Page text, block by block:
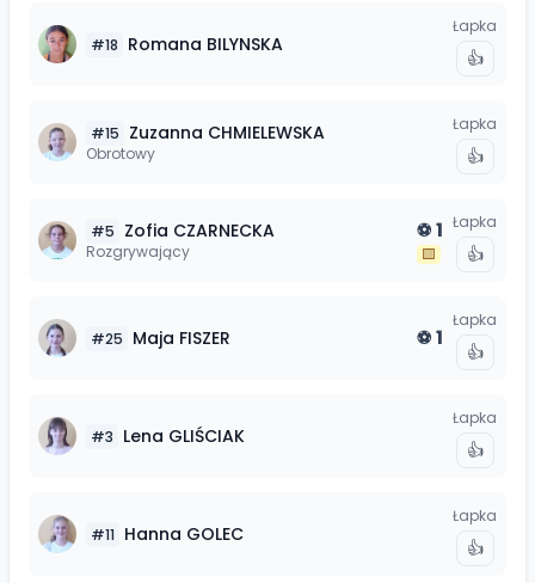
#18 Romana BILYNSKA
Łapka
👍
#15 Zuzanna CHMIELEWSKA
Obrotowy
Łapka
👍
#5 Zofia CZARNECKA
Rozgrywający
⚽ 1
🟨
Łapka
👍
#25 Maja FISZER ⚽ 1
Łapka
👍
#3 Lena GLIŚCIAK
Łapka
👍
#11 Hanna GOLEC
Łapka
👍